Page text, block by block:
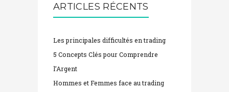
ARTICLES RÉCENTS
Les principales difficultés en trading
5 Concepts Clés pour Comprendre
l’Argent
Hommes et Femmes face au trading